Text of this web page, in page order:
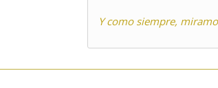
Y como siempre,